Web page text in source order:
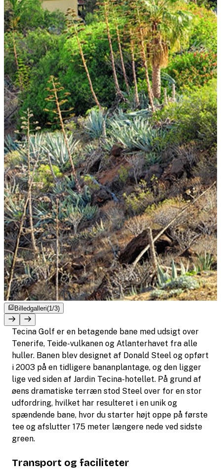
Billedgalleri(1/3)
Tecina Golf er en betagende bane med udsigt over
Tenerife, Teide-vulkanen og Atlanterhavet fra alle
huller. Banen blev designet af Donald Steel og opført
i 2003 på en tidligere bananplantage, og den ligger
lige ved siden af Jardin Tecina-hotellet. På grund af
øens dramatiske terræn stod Steel over for en stor
udfordring, hvilket har resulteret i en unik og
spændende bane, hvor du starter højt oppe på første
tee og afslutter 175 meter længere nede ved sidste
green.
Transport og faciliteter